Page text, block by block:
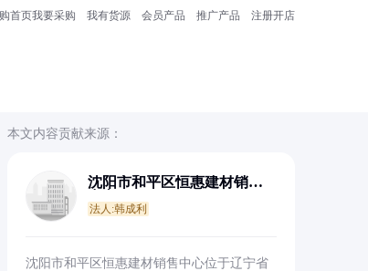
首页我要采购 我有货源 会员产品 推广产品 注册开店
本文内容贡献来源：
沈阳市和平区恒惠建材销售
法人:韩成利
沈阳市和平区恒惠建材销售中心位于辽宁省